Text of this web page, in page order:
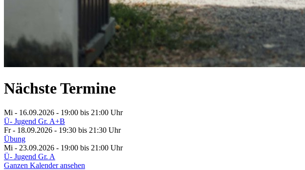
Nächste Termine
Mi - 16.09.2026 - 19:00 bis 21:00 Uhr
Ü- Jugend Gr. A+B
Fr - 18.09.2026 - 19:30 bis 21:30 Uhr
Übung
Mi - 23.09.2026 - 19:00 bis 21:00 Uhr
Ü- Jugend Gr. A
Ganzen Kalender ansehen